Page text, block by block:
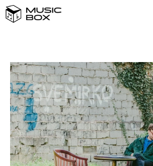
NASLOVNICA
DOMAĆA GLAZBA
STRANA GLAZBA
FILM